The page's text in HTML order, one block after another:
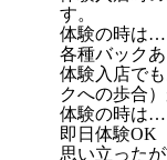
す。
体験の時は…
各種バックあ
体験入店で
クへの歩合
体験の時は…
即日体験OK
思い立った